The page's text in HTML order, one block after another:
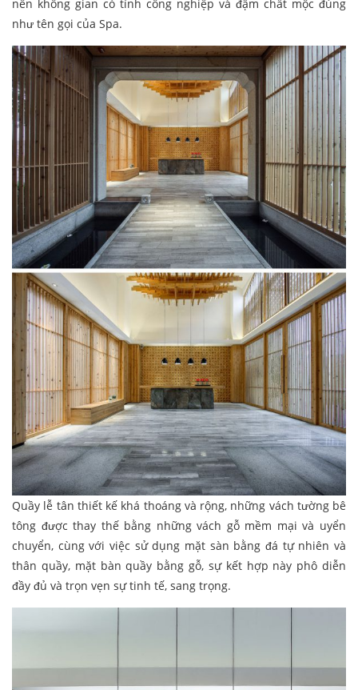
nên không gian có tính công nghiệp và đậm chất mộc đúng
như tên gọi của Spa.
Quầy lễ tân thiết kế khá thoáng và rộng, những vách tường bê
tông được thay thế bằng những vách gỗ mềm mại và uyển
chuyển, cùng với việc sử dụng mặt sàn bằng đá tự nhiên và
thân quầy, mặt bàn quầy bằng gỗ, sự kết hợp này phô diễn
đầy đủ và trọn vẹn sự tinh tế, sang trọng.